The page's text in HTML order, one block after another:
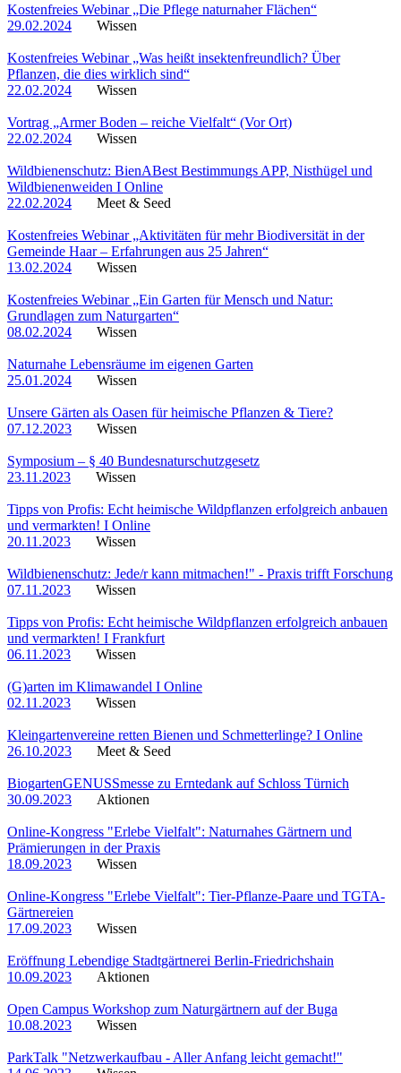
Kostenfreies Webinar „Die Pflege naturnaher Flächen“
29.02.2024
Wissen
Kostenfreies Webinar „Was heißt insektenfreundlich? Über
Pflanzen, die dies wirklich sind“
22.02.2024
Wissen
Vortrag „Armer Boden – reiche Vielfalt“ (Vor Ort)
22.02.2024
Wissen
Wildbienenschutz: BienABest Bestimmungs APP, Nisthügel und
Wildbienenweiden I Online
22.02.2024
Meet & Seed
Kostenfreies Webinar „Aktivitäten für mehr Biodiversität in der
Gemeinde Haar – Erfahrungen aus 25 Jahren“
13.02.2024
Wissen
Kostenfreies Webinar „Ein Garten für Mensch und Natur:
Grundlagen zum Naturgarten“
08.02.2024
Wissen
Naturnahe Lebensräume im eigenen Garten
25.01.2024
Wissen
Unsere Gärten als Oasen für heimische Pflanzen & Tiere?
07.12.2023
Wissen
Symposium – § 40 Bundesnaturschutzgesetz
23.11.2023
Wissen
Tipps von Profis: Echt heimische Wildpflanzen erfolgreich anbauen
und vermarkten! I Online
20.11.2023
Wissen
Wildbienenschutz: Jede/r kann mitmachen!" - Praxis trifft Forschung
07.11.2023
Wissen
Tipps von Profis: Echt heimische Wildpflanzen erfolgreich anbauen
und vermarkten! I Frankfurt
06.11.2023
Wissen
(G)arten im Klimawandel I Online
02.11.2023
Wissen
Kleingartenvereine retten Bienen und Schmetterlinge? I Online
26.10.2023
Meet & Seed
BiogartenGENUSSmesse zu Erntedank auf Schloss Türnich
30.09.2023
Aktionen
Online-Kongress "Erlebe Vielfalt": Naturnahes Gärtnern und
Prämierungen in der Praxis
18.09.2023
Wissen
Online-Kongress "Erlebe Vielfalt": Tier-Pflanze-Paare und TGTA-
Gärtnereien
17.09.2023
Wissen
Eröffnung Lebendige Stadtgärtnerei Berlin-Friedrichshain
10.09.2023
Aktionen
Open Campus Workshop zum Naturgärtnern auf der Buga
10.08.2023
Wissen
ParkTalk "Netzwerkaufbau - Aller Anfang leicht gemacht!"